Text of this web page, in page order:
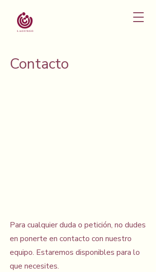
Contacto
Para cualquier duda o petición, no dudes
en ponerte en contacto con nuestro
equipo. Estaremos disponibles para lo
que necesites.